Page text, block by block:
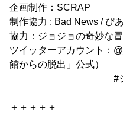
企画制作：SCRAP
制作協力 : Bad News / ぴ
協力：ジョジョの奇妙な
ツイッターアカウント：
館からの脱出」公式）
#ジョジ
＋＋＋＋＋